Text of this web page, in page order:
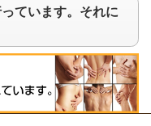
ています。それに